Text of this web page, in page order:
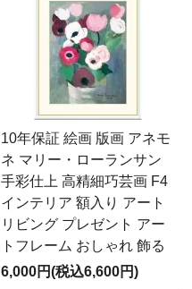
10年保証 絵画 版画 アネモ
ネ マリー・ローランサン
手彩仕上 高精細巧芸画 F4
インテリア 額入り アート
リビング プレゼント アー
トフレーム おしゃれ 飾る
6,000円(税込6,600円)